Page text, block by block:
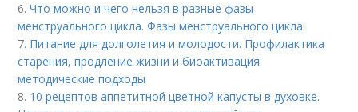
6.Что можно и чего нельзя в разные фазы
менструального цикла. Фазы менструального цикла
7. Питание для долголетия и молодости. Профилактика
старения, продление жизни и биоактивация:
методические подходы
8. 10 рецептов аппетитной цветной капусты в духовке.